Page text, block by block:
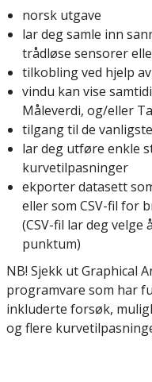
norsk utgave
lar deg samle inn
trådløse sensorer
tilkobling ved hjelp
vindu kan vise
Måleverdi, og/eller
tilgang til de
lar deg utføre enkle
kurvetilpasninger
ekporter datasett
eller som CSV-fil for
(CSV-fil lar deg
punktum)
NB! Sjekk ut Graphical
programvare som har
inkluderte forsøk,
og flere